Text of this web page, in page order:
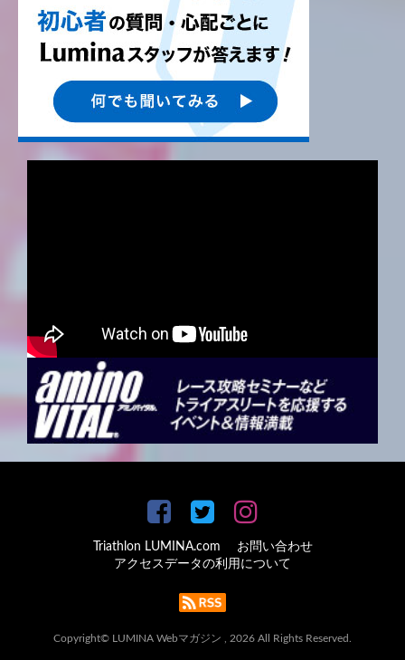
Triathlon LUMINA.com
お問い合わせ
アクセスデータの利用について
Copyright© LUMINA Webマガジン , 2026 All Rights Reserved.